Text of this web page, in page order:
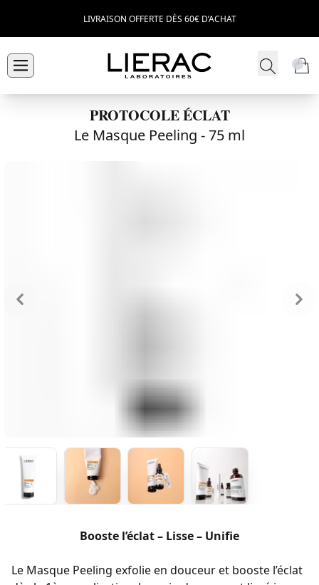
LIVRAISON OFFERTE DÈS 60€ D’ACHAT
PROTOCOLE ÉCLAT
Le Masque Peeling -75 ml
Booste l’éclat – Lisse – Unifie
Le Masque Peeling exfolie en douceur et booste l’éclat